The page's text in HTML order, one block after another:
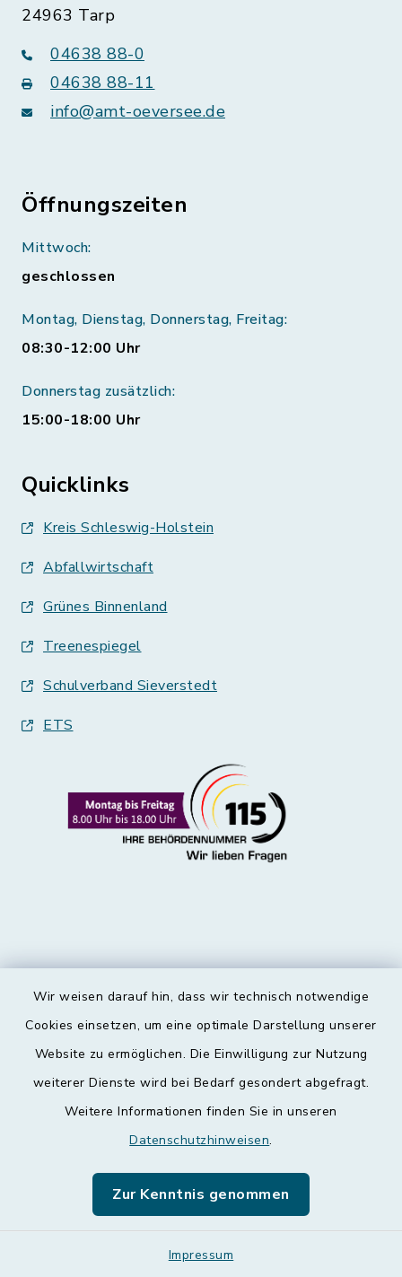
Wir weisen darauf hin, dass wir technisch notwendige
Cookies einsetzen, um eine optimale Darstellung unserer
Website zu ermöglichen. Die Einwilligung zur Nutzung
weiterer Dienste wird bei Bedarf gesondert abgefragt.
Weitere Informationen finden Sie in unseren
Datenschutzhinweisen.
Zur Kenntnis genommen
Impressum
24963 Tarp
04638 88-0
04638 88-11
info@amt-oeversee.de
Öffnungszeiten
Mittwoch:
geschlossen
Montag, Dienstag, Donnerstag, Freitag:
08:30-12:00 Uhr
Donnerstag zusätzlich:
15:00-18:00 Uhr
Quicklinks
Kreis Schleswig-Holstein
Abfallwirtschaft
Grünes Binnenland
Treenespiegel
Schulverband Sieverstedt
ETS
Kontakt
Datenschutz
Leichte Sprache
Sitemap